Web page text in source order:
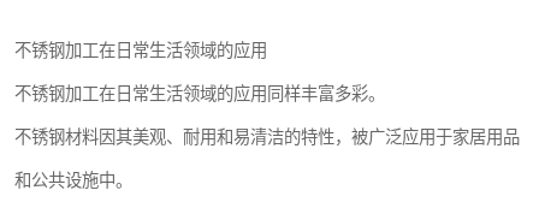
不锈钢加工在日常生活领域的应用
不锈钢加工在日常生活领域的应用同样丰富多彩。
不锈钢材料因其美观、耐用和易清洁的特性，被广泛应用于家居用品
和公共设施中。